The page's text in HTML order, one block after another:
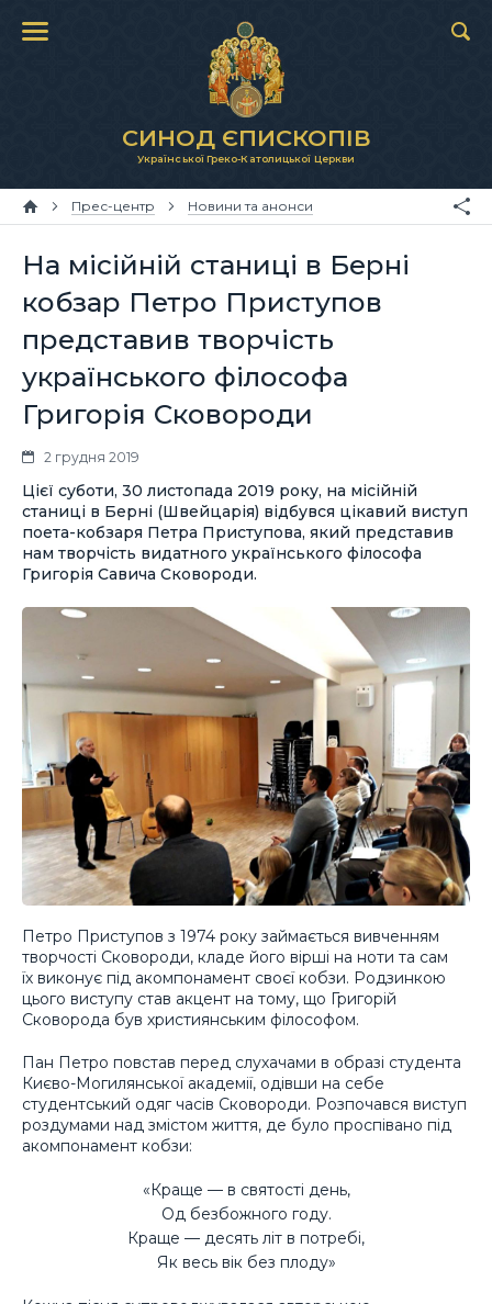
СИНОД ЄПИСКОПІВ
Української Греко-Католицької Церкви
Прес-центр Новини та анонси
На місійній станиці в Берні
кобзар Петро Приступов
представив творчість
українського філософа
Григорія Сковороди
2 грудня 2019
Цієї суботи, 30 листопада 2019 року, на місійній
станиці в Берні (Швейцарія) відбувся цікавий виступ
поета-кобзаря Петра Приступова, який представив
нам творчість видатного українського філософа
Григорія Савича Сковороди.
Петро Приступов з 1974 року займається вивченням
творчості Сковороди, кладе його вірші на ноти та сам
їх виконує під акомпонамент своєї кобзи. Родзинкою
цього виступу став акцент на тому, що Григорій
Сковорода був християнським філософом.
Пан Петро повстав перед слухачами в образі студента
Києво-Могилянської академії, одівши на себе
студентський одяг часів Сковороди. Розпочався виступ
роздумами над змістом життя, де було проспівано під
акомпонамент кобзи:
«Краще — в святості день,
Од безбожного году.
Краще — десять літ в потребі,
Як весь вік без плоду»